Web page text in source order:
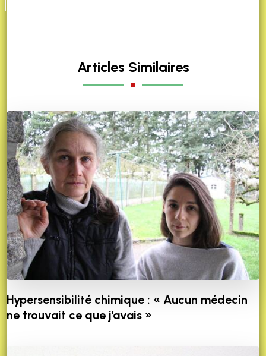
Articles Similaires
Hypersensibilité chimique : « Aucun médecin
ne trouvait ce que j’avais »